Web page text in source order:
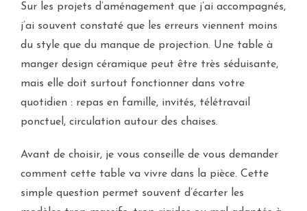
Sur les projets d’aménagement que j’ai accompagnés,
j’ai souvent constaté que les erreurs viennent moins
du style que du manque de projection. Une table à
manger design céramique peut être très séduisante,
mais elle doit surtout fonctionner dans votre
quotidien : repas en famille, invités, télétravail
ponctuel, circulation autour des chaises.
Avant de choisir, je vous conseille de vous demander
comment cette table va vivre dans la pièce. Cette
simple question permet souvent d’écarter les